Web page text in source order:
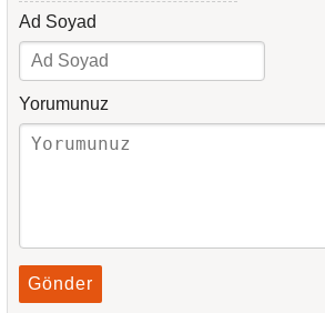
Ad Soyad
Yorumunuz
Gönder